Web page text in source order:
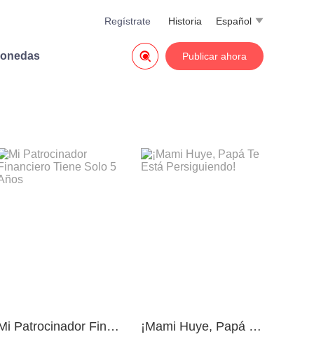
Español 
Historia
Regístrate
Publicar ahora

Mi Patrocinador Financiero Tiene Solo 5 Años ¡Mami Huye, Papá Te Está Persiguiendo!